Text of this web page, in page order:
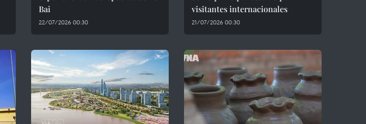
Bai
22/07/2026 00:30
visitantes internacionales
21/07/2026 00:30